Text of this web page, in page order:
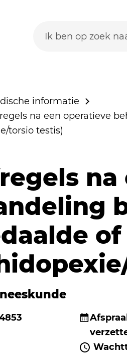
informatie
na een operatieve
torsio testis)